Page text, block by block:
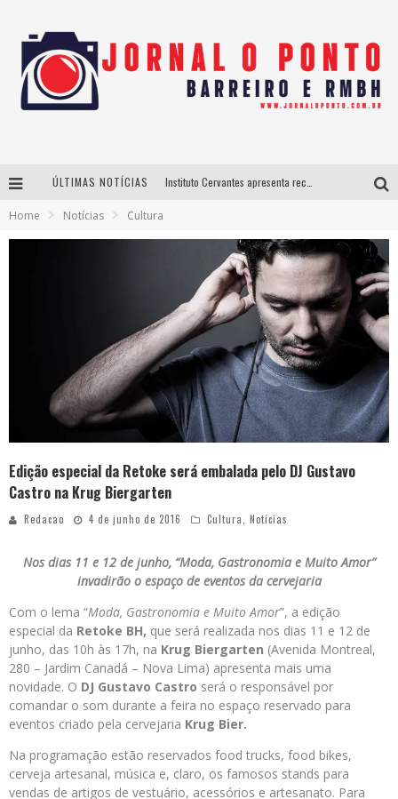
ÚLTIMAS NOTÍCIAS
BH recebe nesta quinta-feira lançamento do jogo “Coleta Seletiva” com roda de conversa entre agentes da sustentabilidade
Projeta Cultura abre inscrições gratuitas em São João del-Rei para oficinas de elaboração de projetos culturais e inteligência artificial
Home Notícias Cultura
Edição especial da Retoke será embalada pelo DJ Gustavo
Castro na Krug Biergarten
Redacao 4 de junho de 2016 Cultura Notícias
Nos dias 11 e 12 de junho, “Moda, Gastronomia e Muito Amor”
invadirão o espaço de eventos da cervejaria
Com o lema “Moda, Gastronomia e Muito Amor”, a edição
especial da Retoke BH, que será realizada nos dias 11 e 12 de
junho, das 10h às 17h, na Krug Biergarten (Avenida Montreal,
280 – Jardim Canadá – Nova Lima) apresenta mais uma
novidade. O DJ Gustavo Castro será o responsável por
comandar o som durante a feira no espaço reservado para
eventos criado pela cervejaria Krug Bier.
Na programação estão reservados food trucks, food bikes,
cerveja artesanal, música e, claro, os famosos stands para
vendas de artigos de vestuário, acessórios e artesanato. Para